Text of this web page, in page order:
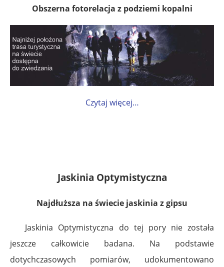
Obszerna fotorelacja z podziemi kopalni
Czytaj więcej…
Jaskinia Optymistyczna
Najdłuższa na świecie jaskinia z gipsu
Jaskinia Optymistyczna do tej pory nie została
jeszcze całkowicie badana. Na podstawie
dotychczasowych pomiarów, udokumentowano